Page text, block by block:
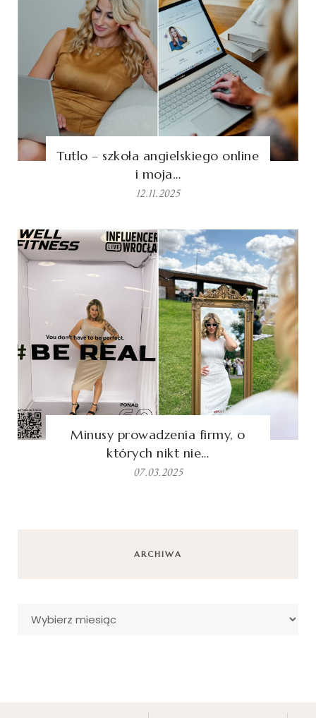
Tutlo – szkoła angielskiego online
i moja…
12.11.2025
Minusy prowadzenia firmy, o
których nikt nie…
07.03.2025
ARCHIWA